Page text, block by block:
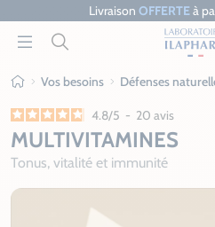
Livraison OFFERTEà
IlapharmVos besoins Défenses
Tonus, vitalité et immunité
MULTIVITAMINES
4.8/5 - 20 avis